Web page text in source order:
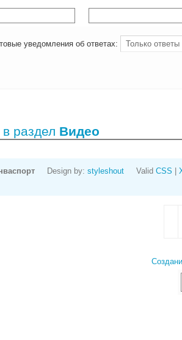
уведомления об ответах:
раздел Видео
Design by: styleshout Valid CSS